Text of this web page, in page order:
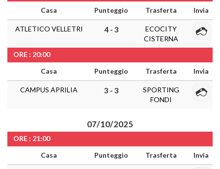
Casa
Punteggio Trasferta Invia
ATLETICO VELLETRI 4 - 3
ECOCITY
CISTERNA
ORE : 20:00
Casa
Punteggio Trasferta Invia
CAMPUS APRILIA 3 - 3
SPORTING
FONDI
07/10/2025
ORE : 21:00
Casa
Punteggio Trasferta Invia